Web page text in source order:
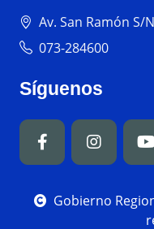
Av. San Ramón S/
073-284600
Síguenos
Gobierno